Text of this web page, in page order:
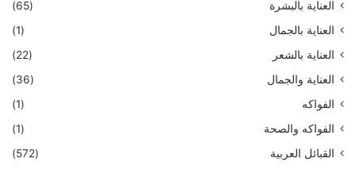
العناية بالبشرة
(65)
العناية بالجمال
(1)
العناية بالشعر
(22)
العناية والجمال
(36)
الفواكه
(1)
الفواكه والصحة
(1)
القبائل العربية
(572)